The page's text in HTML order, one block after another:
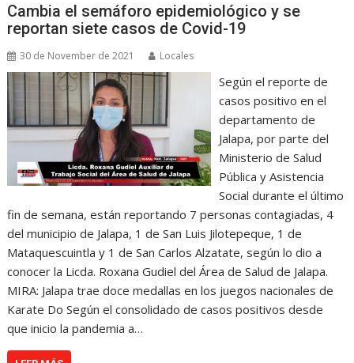
Cambia el semáforo epidemiológico y se
reportan siete casos de Covid-19
30 de November de 2021 Locales
Según el reporte de
casos positivo en el
departamento de
Jalapa, por parte del
Ministerio de Salud
Pública y Asistencia
Social durante el último
fin de semana, están reportando 7 personas contagiadas, 4
del municipio de Jalapa, 1 de San Luis Jilotepeque, 1 de
Mataquescuintla y 1 de San Carlos Alzatate, según lo dio a
conocer la Licda. Roxana Gudiel del Área de Salud de Jalapa.
MIRA: Jalapa trae doce medallas en los juegos nacionales de
Karate Do Según el consolidado de casos positivos desde
que inicio la pandemia a…